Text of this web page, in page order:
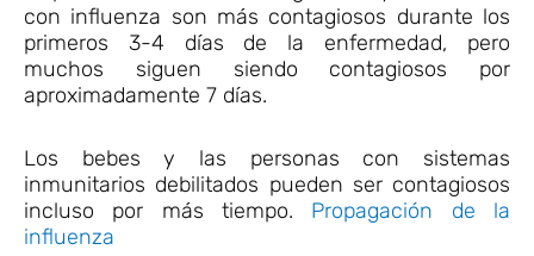
con influenza son más contagiosos durante los
primeros 3-4 días de la enfermedad, pero
muchos siguen siendo contagiosos por
aproximadamente 7 días.
Los bebes y las personas con sistemas
inmunitarios debilitados pueden ser contagiosos
incluso por más tiempo. Propagación de la
influenza